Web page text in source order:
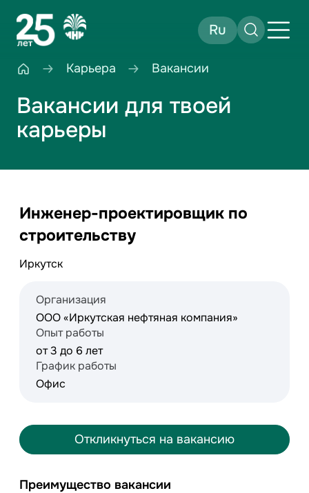
Ru
Карьера Вакансии
Вакансии для твоей
карьеры
Инженер-проектировщик по
строительству
Иркутск
Организация
ООО «Иркутская нефтяная компания»
Опыт работы
от 3 до 6 лет
График работы
Офис
Откликнуться на вакансию
Преимущество вакансии